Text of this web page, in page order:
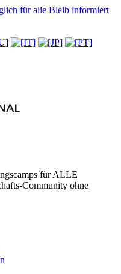
für alle Bleib informiert
für ALLE
Community ohne